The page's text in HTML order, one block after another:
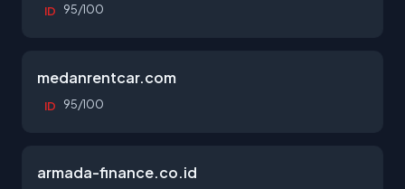
ID 95/100
medanrentcar.com
ID 95/100
armada-finance.co.id